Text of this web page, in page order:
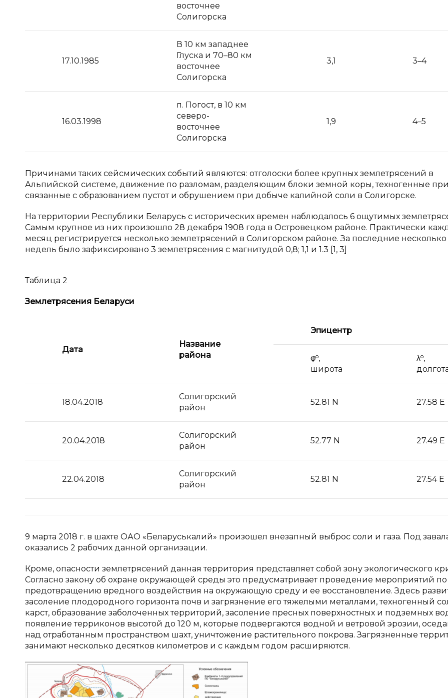
восточнее
Солигорска
17.10.1985
В 10 км западнее
Глуска и 70–80 км
восточнее
Солигорска
3,1 3–4
16.03.1998
п. Погост, в 10 км
северо-
восточнее
Солигорска
1,9 4–5
Причинами таких сейсмических событий являются: отголоски более крупных землетрясений в
Альпийской системе, движение по разломам, разделяющим блоки земной коры, техногенные
связанные с образованием пустот и обрушением при добыче калийной соли в Солигорске.
На территории Республики Беларусь с исторических времен наблюдалось 6 ощутимых
Самым крупное из них произошло 28 декабря 1908 года в Островецком районе. Практически
месяц регистрируется несколько землетрясений в Солигорском районе. За последние несколько
недель было зафиксировано 3 землетрясения с магнитудой 0,8; 1,1 и 1.3 [1, 3]
Таблица 2
Землетрясения Беларуси
Дата
Название
района
Эпицентр
φᵒ,
широта
λᵒ,
18.04.2018
Солигорский
район
52.81 N 27.58 E
20.04.2018
Солигорский
район
52.77 N 27.49 E
22.04.2018
Солигорский
район
52.81 N 27.54 E
9 марта 2018 г. в шахте ОАО «Беларуськалий» произошел внезапный выброс соли и газа. Под
оказались 2 рабочих данной организации.
Кроме, опасности землетрясений данная территория представляет собой зону экологического
Согласно закону об охране окружающей среды это предусматривает проведение мероприятий по
предотвращению вредного воздействия на окружающую среду и ее восстановление. Здесь
засоление плодородного горизонта почв и загрязнение его тяжелыми металлами, техногенный
карст, образование заболоченных территорий, засоление пресных поверхностных и подземных
появление терриконов высотой до 120 м, которые подвергаются водной и ветровой эрозии,
над отработанным пространством шахт, уничтожение растительного покрова. Загрязненные
занимают несколько десятков километров и с каждым годом расширяются.